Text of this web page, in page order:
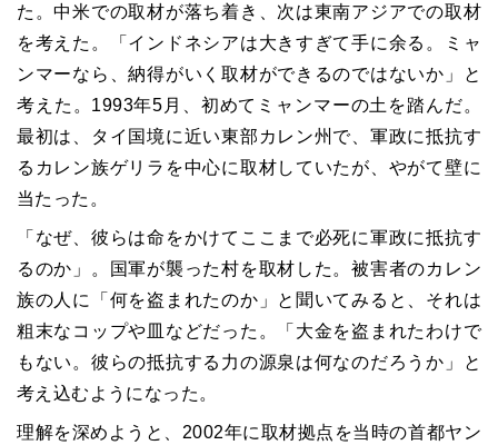
た。中米での取材が落ち着き、次は東南アジアでの取材
を考えた。「インドネシアは大きすぎて手に余る。ミャ
ンマーなら、納得がいく取材ができるのではないか」と
考えた。1993年5月、初めてミャンマーの土を踏んだ。
最初は、タイ国境に近い東部カレン州で、軍政に抵抗す
るカレン族ゲリラを中心に取材していたが、やがて壁に
当たった。
「なぜ、彼らは命をかけてここまで必死に軍政に抵抗す
るのか」。国軍が襲った村を取材した。被害者のカレン
族の人に「何を盗まれたのか」と聞いてみると、それは
粗末なコップや皿などだった。「大金を盗まれたわけで
もない。彼らの抵抗する力の源泉は何なのだろうか」と
考え込むようになった。
理解を深めようと、2002年に取材拠点を当時の首都ヤン